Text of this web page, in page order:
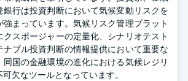
銀行は投資判断において気候変動リスクを
まっています。気候リスク管理プラット
クスポージャーの定量化、シナリオテスト
ナブル投資判断の情報提供において重要な
国の金融環境の進化における気候レジリ
欠なツールとなっています。